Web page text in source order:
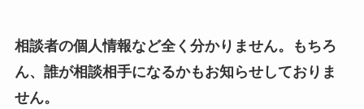
相談者の個人情報など全く分かりません。もちろ
ん、誰が相談相手になるかもお知らせしておりま
せん。